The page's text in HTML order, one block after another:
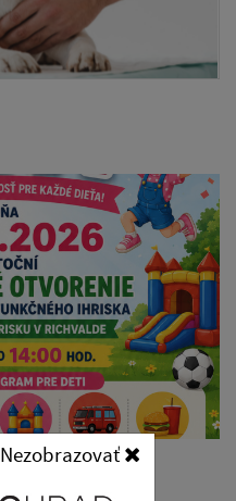
Nezobrazovať